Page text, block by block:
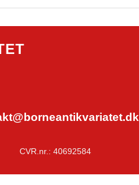
CVR.nr.: 40692584